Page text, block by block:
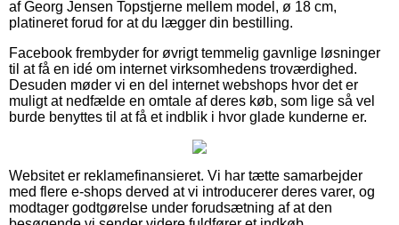
af Georg Jensen Topstjerne mellem model, ø 18 cm,
platineret forud for at du lægger din bestilling.
Facebook frembyder for øvrigt temmelig gavnlige løsninger
til at få en idé om internet virksomhedens troværdighed.
Desuden møder vi en del internet webshops hvor det er
muligt at nedfælde en omtale af deres køb, som lige så vel
burde benyttes til at få et indblik i hvor glade kunderne er.
Websitet er reklamefinansieret. Vi har tætte samarbejder
med flere e-shops derved at vi introducerer deres varer, og
modtager godtgørelse under forudsætning af at den